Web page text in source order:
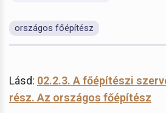
országos főépítész
Lásd: 02.2.3. A főépítészi
rész. Az országos főépítész